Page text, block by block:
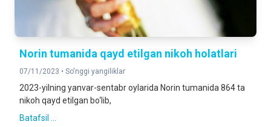
Norin tumanida qayd etilgan nikoh holatlari
07/11/2023 • So'nggi yangiliklar
2023-yilning yanvar-sentabr oylarida Norin tumanida 864 ta
nikoh qayd etilgan bo‘lib,
Batafsil ...